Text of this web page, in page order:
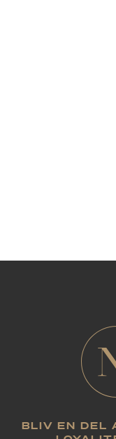
BLIV EN DEL